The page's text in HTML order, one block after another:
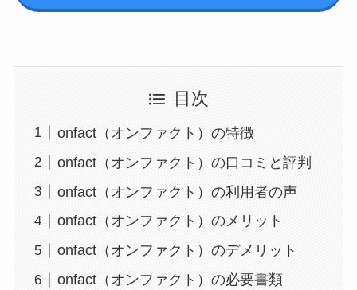
目次
onfact（オンファクト）の特徴
onfact（オンファクト）の口コミと評判
onfact（オンファクト）の利用者の声
onfact（オンファクト）のメリット
onfact（オンファクト）のデメリット
onfact（オンファクト）の必要書類